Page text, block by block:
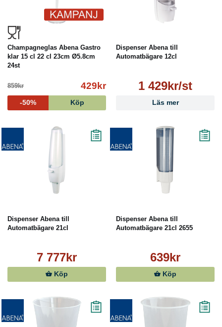
Champagneglas Abena Gastro
klar 15 cl 22 cl 23cm Ø5.8cm
24st
859kr 429kr
-50% Köp
Dispenser Abena till
Automatbägare 12cl
1 429kr/st
Läs mer
Dispenser Abena till
Automatbägare 21cl
7 777kr
Köp
Dispenser Abena till
Automatbägare 21cl 2655
639kr
Köp